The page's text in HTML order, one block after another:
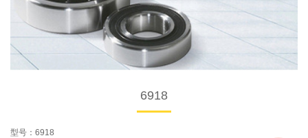
6918
型号：6918